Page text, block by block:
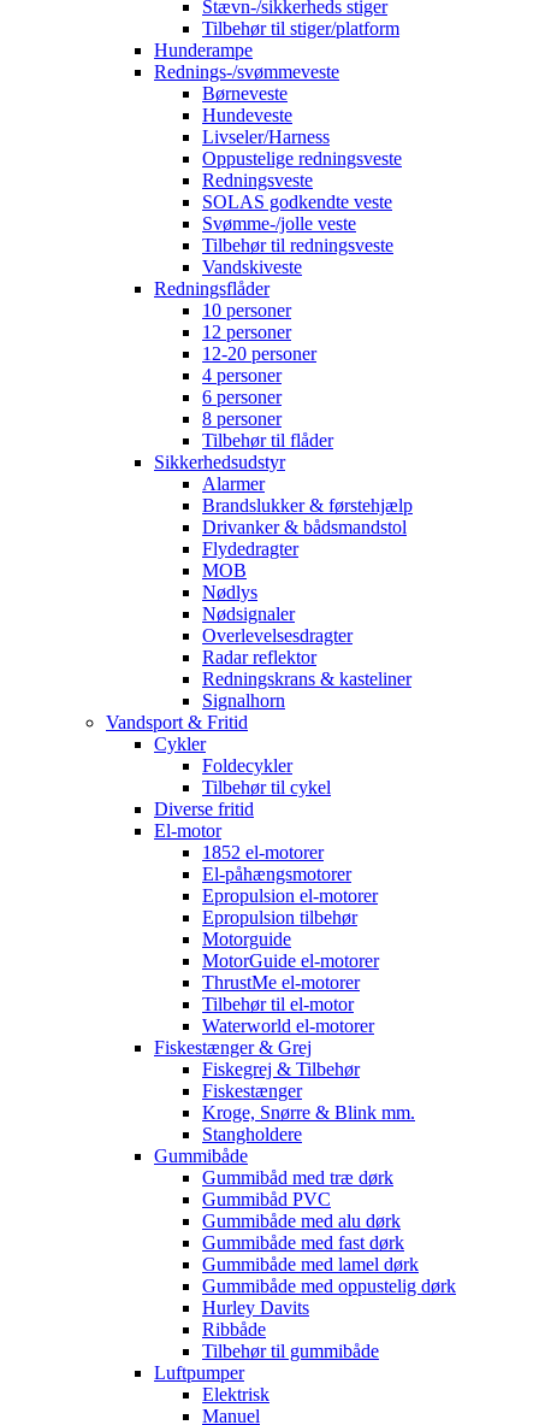
Stævn-/sikkerheds stiger
Tilbehør til stiger/platform
Hunderampe
Rednings-/svømmeveste
Børneveste
Hundeveste
Livseler/Harness
Oppustelige redningsveste
Redningsveste
SOLAS godkendte veste
Svømme-/jolle veste
Tilbehør til redningsveste
Vandskiveste
Redningsflåder
10 personer
12 personer
12-20 personer
4 personer
6 personer
8 personer
Tilbehør til flåder
Sikkerhedsudstyr
Alarmer
Brandslukker & førstehjælp
Drivanker & bådsmandstol
Flydedragter
MOB
Nødlys
Nødsignaler
Overlevelsesdragter
Radar reflektor
Redningskrans & kasteliner
Signalhorn
Vandsport & Fritid
Cykler
Foldecykler
Tilbehør til cykel
Diverse fritid
El-motor
1852 el-motorer
El-påhængsmotorer
Epropulsion el-motorer
Epropulsion tilbehør
Motorguide
MotorGuide el-motorer
ThrustMe el-motorer
Tilbehør til el-motor
Waterworld el-motorer
Fiskestænger & Grej
Fiskegrej & Tilbehør
Fiskestænger
Kroge, Snørre & Blink mm.
Stangholdere
Gummibåde
Gummibåd med træ dørk
Gummibåd PVC
Gummibåde med alu dørk
Gummibåde med fast dørk
Gummibåde med lamel dørk
Gummibåde med oppustelig dørk
Hurley Davits
Ribbåde
Tilbehør til gummibåde
Luftpumper
Elektrisk
Manuel